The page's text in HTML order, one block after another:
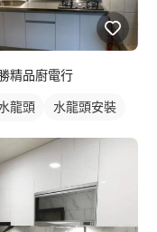
精品廚電行
龍頭
水龍頭安裝